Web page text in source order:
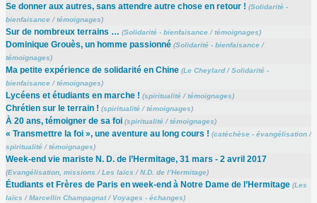
Se donner aux autres, sans attendre autre chose en retour ! (Solidarité -
bienfaisance/témoignages)
Sur de nombreux terrains … (Solidarité - bienfaisance/témoignages)
Dominique Grouès, un homme passionné (Solidarité - bienfaisance/
témoignages)
Ma petite expérience de solidarité en Chine (Le Cheylard/Solidarité -
bienfaisance/témoignages)
Lycéens et étudiants en marche ! (spiritualité/témoignages)
Chrétien sur le terrain ! (spiritualité/témoignages)
À 20 ans, témoigner de sa foi (spiritualité/témoignages)
« Transmettre la foi », une aventure au long cours ! (catéchèse - évangélisation/
spiritualité/témoignages)
Week-end vie mariste N. D. de l’Hermitage, 31 mars - 2 avril 2017
(Evangélisation, missions /Les laïcs /N.D. de l’Hermitage)
Étudiants et Frères de Paris en week-end à Notre Dame de l’Hermitage (Les
laïcs /Marcellin Champagnat/ Voyages - échanges)